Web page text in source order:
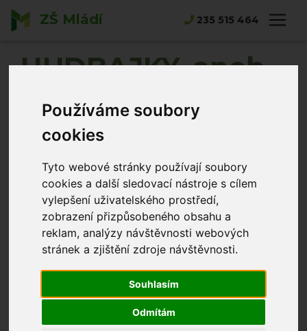
Používáme soubory
cookies
Tyto webové stránky používají soubory
cookies a další sledovací nástroje s cílem
vylepšení uživatelského prostředí,
zobrazení přizpůsobeného obsahu a
reklam, analýzy návštěvnosti webových
stránek a zjištění zdroje návštěvnosti.
Souhlasím
Odmítám
ZŠ Mládí 235 515 464
Hlavní strana
Novinky
HUDBAJKY, aneb
Skrytý život
nástrojů
Norbert Tlustý 27.05.2026